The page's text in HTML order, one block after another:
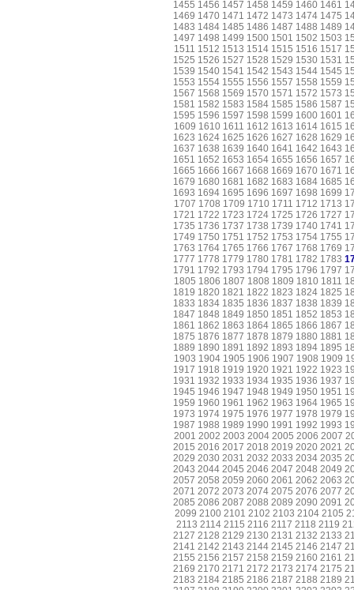
1455 1456 1457 1458 1459 1460 1461
1469 1470 1471 1472 1473 1474 1475
1483 1484 1485 1486 1487 1488 1489
1497 1498 1499 1500 1501 1502 1503
1511 1512 1513 1514 1515 1516 1517
1525 1526 1527 1528 1529 1530 1531
1539 1540 1541 1542 1543 1544 1545
1553 1554 1555 1556 1557 1558 1559
1567 1568 1569 1570 1571 1572 1573
1581 1582 1583 1584 1585 1586 1587
1595 1596 1597 1598 1599 1600 1601
1609 1610 1611 1612 1613 1614 1615
1623 1624 1625 1626 1627 1628 1629
1637 1638 1639 1640 1641 1642 1643
1651 1652 1653 1654 1655 1656 1657
1665 1666 1667 1668 1669 1670 1671
1679 1680 1681 1682 1683 1684 1685
1693 1694 1695 1696 1697 1698 1699
1707 1708 1709 1710 1711 1712 1713
1721 1722 1723 1724 1725 1726 1727
1735 1736 1737 1738 1739 1740 1741
1749 1750 1751 1752 1753 1754 1755
1763 1764 1765 1766 1767 1768 1769
1777 1778 1779 1780 1781 1782 1783
1791 1792 1793 1794 1795 1796 1797
1805 1806 1807 1808 1809 1810 1811
1819 1820 1821 1822 1823 1824 1825
1833 1834 1835 1836 1837 1838 1839
1847 1848 1849 1850 1851 1852 1853
1861 1862 1863 1864 1865 1866 1867
1875 1876 1877 1878 1879 1880 1881
1889 1890 1891 1892 1893 1894 1895
1903 1904 1905 1906 1907 1908 1909
1917 1918 1919 1920 1921 1922 1923
1931 1932 1933 1934 1935 1936 1937
1945 1946 1947 1948 1949 1950 1951
1959 1960 1961 1962 1963 1964 1965
1973 1974 1975 1976 1977 1978 1979
1987 1988 1989 1990 1991 1992 1993
2001 2002 2003 2004 2005 2006 2007
2015 2016 2017 2018 2019 2020 2021
2029 2030 2031 2032 2033 2034 2035
2043 2044 2045 2046 2047 2048 2049
2057 2058 2059 2060 2061 2062 2063
2071 2072 2073 2074 2075 2076 2077
2085 2086 2087 2088 2089 2090 2091
2099 2100 2101 2102 2103 2104 2105
2113 2114 2115 2116 2117 2118 2119
2127 2128 2129 2130 2131 2132 2133
2141 2142 2143 2144 2145 2146 2147
2155 2156 2157 2158 2159 2160 2161
2169 2170 2171 2172 2173 2174 2175
2183 2184 2185 2186 2187 2188 2189